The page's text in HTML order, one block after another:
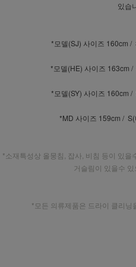
있습
*모델(SJ) 사이즈 160cm
*모델(HE) 사이즈 163cm
*모델(SY) 사이즈 160cm
*MD 사이즈 159cm /
*소재특성상 올뭉침, 잡사, 비침 등이 있
거슬림이 있을수
*모든 의류제품은 드라이 클리